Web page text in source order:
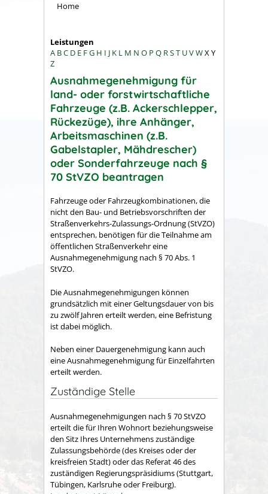
Home
Leistungen
A BC D E FG H I J K L M N O P Q RST UVWXY
Z
Ausnahmegenehmigung für
land- oder forstwirtschaftliche
Fahrzeuge (z.B. Ackerschlepper,
Rückezüge), ihre Anhänger,
Arbeitsmaschinen (z.B.
Gabelstapler, Mähdrescher)
oder Sonderfahrzeuge nach §
70 StVZO beantragen
Fahrzeuge oder Fahrzeugkombinationen, die
nicht den Bau- und Betriebsvorschriften der
Straßenverkehrs-Zulassungs-Ordnung (StVZO)
entsprechen, benötigen für die Teilnahme am
öffentlichen Straßenverkehr eine
Ausnahmegenehmigung nach § 70 Abs. 1
StVZO.
Die Ausnahmegenehmigungen können
grundsätzlich mit einer Geltungsdauer von bis
zu zwölf Jahren erteilt werden, eine Befristung
ist dabei möglich.
Neben einer Dauergenehmigung kann auch
eine Ausnahmegenehmigung für Einzelfahrten
erteilt werden.
Zuständige Stelle
Ausnahmegenehmigungen nach § 70 StVZO
erteilt die für Ihren Wohnort beziehungsweise
den Sitz Ihres Unternehmens zuständige
Zulassungsbehörde (des Kreises oder der
kreisfreien Stadt) oder das Referat 46 des
zuständigen Regierungspräsidiums (Stuttgart,
Tübingen, Karlsruhe oder Freiburg).